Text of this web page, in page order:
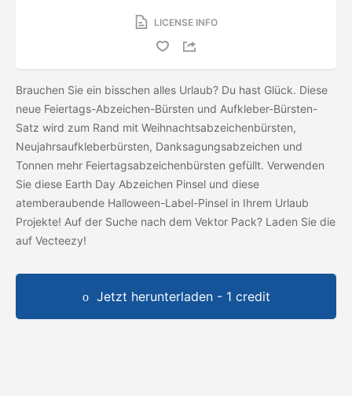
LICENSE INFO
Brauchen Sie ein bisschen alles Urlaub? Du hast Glück. Diese
neue Feiertags-Abzeichen-Bürsten und Aufkleber-Bürsten-
Satz wird zum Rand mit Weihnachtsabzeichenbürsten,
Neujahrsaufkleberbürsten, Danksagungsabzeichen und
Tonnen mehr Feiertagsabzeichenbürsten gefüllt. Verwenden
Sie diese Earth Day Abzeichen Pinsel und diese
atemberaubende Halloween-Label-Pinsel in Ihrem Urlaub
Projekte! Auf der Suche nach dem Vektor Pack? Laden Sie die
auf Vecteezy!
Jetzt herunterladen - 1 credit